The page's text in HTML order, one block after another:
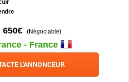
650€(Négociable)
- France
L'ANNONCEUR